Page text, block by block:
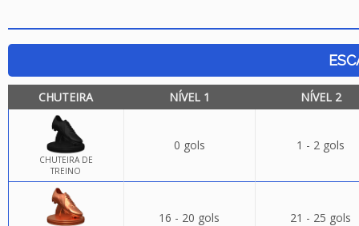
CHUTEIRA NÍVEL 1 NÍVEL 2
CHUTEIRA DE
TREINO
0 gols 1 - 2 gols
16 - 20 gols 21 - 25 gols